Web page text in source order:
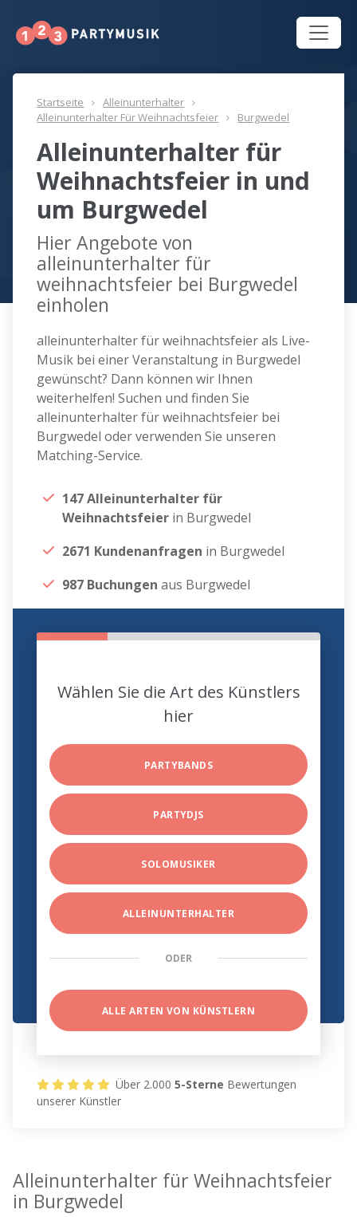
Startseite
Alleinunterhalter
Alleinunterhalter Für Weihnachtsfeier
Burgwedel
Alleinunterhalter für
Weihnachtsfeier in und
um Burgwedel
Hier Angebote von
alleinunterhalter für
weihnachtsfeier bei Burgwedel
einholen
alleinunterhalter für weihnachtsfeier als Live-
Musik bei einer Veranstaltung in Burgwedel
gewünscht? Dann können wir Ihnen
weiterhelfen! Suchen und finden Sie
alleinunterhalter für weihnachtsfeier bei
Burgwedel oder verwenden Sie unseren
Matching-Service.
147 Alleinunterhalter für
Weihnachtsfeier in Burgwedel
2671 Kundenanfragen in Burgwedel
987 Buchungen aus Burgwedel
Wählen Sie die Art des Künstlers
hier
PARTYBANDS
PARTYDJS
SOLOMUSIKER
ALLEINUNTERHALTER
ODER
ALLE ARTEN VON KÜNSTLERN
Über 2.0005-Sterne Bewertungen
unserer Künstler
Alleinunterhalter für Weihnachtsfeier
in Burgwedel